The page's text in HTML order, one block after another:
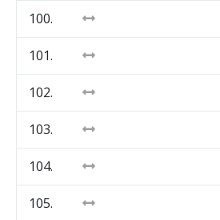
100.
101.
102.
103.
104.
105.